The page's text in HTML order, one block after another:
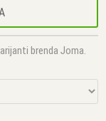
brenda Joma.